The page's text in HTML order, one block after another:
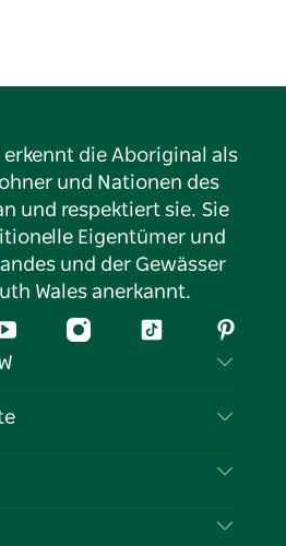
erkennt die Aboriginal als
und Nationen des
und respektiert sie. Sie
Eigentümer und
und der Gewässer
Wales anerkannt.
YouTubeInstagramTikTok